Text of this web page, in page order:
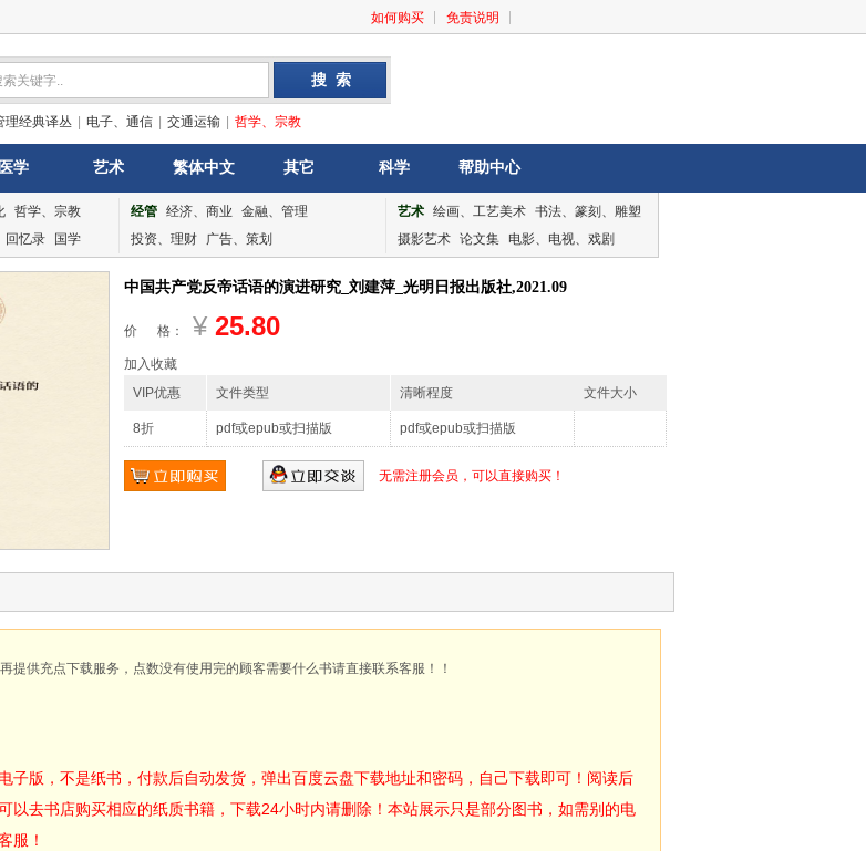
如何购买 免责说明
理经典译丛 电子、通信 交通运输 哲学、宗教
医学 艺术 繁体中文 其它 科学 帮助中心
哲学、宗教
回忆录 国学
经管 经济、商业
金融、管理
投资、理财
广告、策划
艺术 绘画、工艺美术 书法、篆刻、雕塑
摄影艺术 论文集
电影、电视、戏剧
中国共产党反帝话语的演进研究_刘建萍_光明日报出版社,2021.09
价 格： ¥ 25.80
加入收藏
VIP优惠
文件类型 清晰程度 文件大小
8折 pdf或epub或扫描版 pdf或epub或扫描版
无需注册会员，可以直接购买！
提供充点下载服务，点数没有使用完的顾客需要什么书请直接联系客服！！
子版，不是纸书，付款后自动发货，弹出百度云盘下载地址和密码，自己下载即可！阅读后
以去书店购买相应的纸质书籍，下载24小时内请删除！本站展示只是部分图书，如需别的电
服！